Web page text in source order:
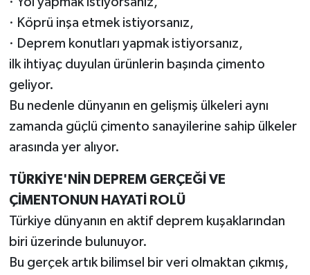
· Köprü inşa etmek istiyorsanız,
· Deprem konutları yapmak istiyorsanız,
ilk ihtiyaç duyulan ürünlerin başında çimento
geliyor.
Bu nedenle dünyanın en gelişmiş ülkeleri aynı
zamanda güçlü çimento sanayilerine sahip ülkeler
arasında yer alıyor.
TÜRKİYE'NİN DEPREM GERÇEĞİ VE
ÇİMENTONUN HAYATİ ROLÜ
Türkiye dünyanın en aktif deprem kuşaklarından
biri üzerinde bulunuyor.
Bu gerçek artık bilimsel bir veri olmaktan çıkmış,